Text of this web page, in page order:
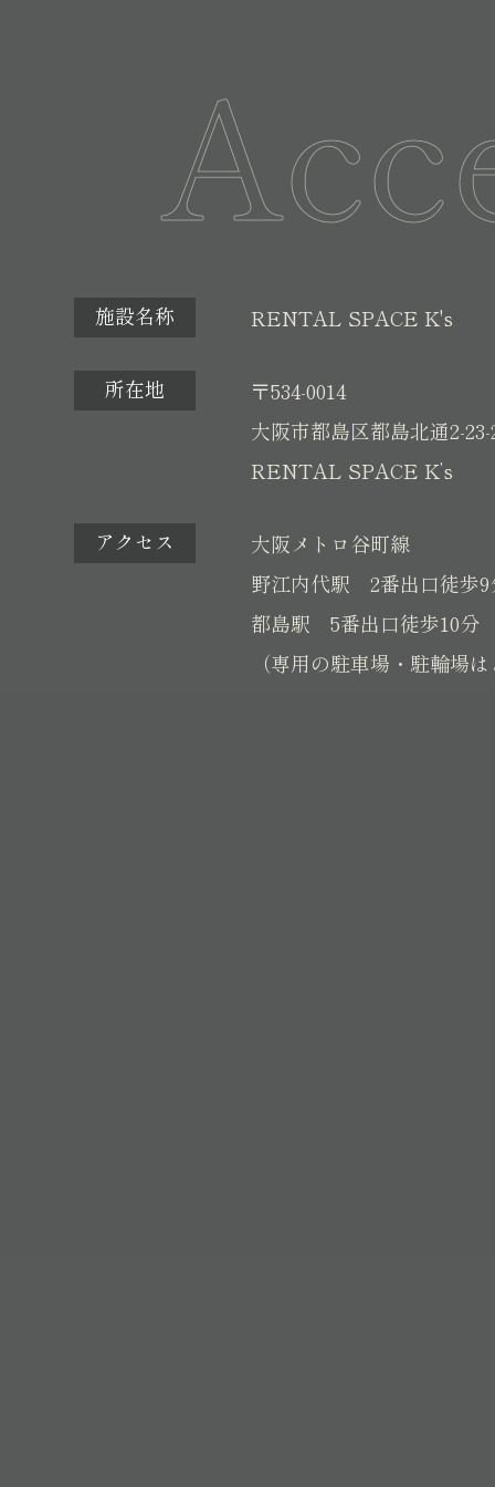
施設名称 RENTAL SPACE K's
所在地
〒534-0014
大阪市都島区都島北通2-
RENTAL SPACE K’s
アクセス
大阪メトロ谷町線
野江内代駅 2番出口徒歩9
都島駅 5番出口徒歩10分
（専用の駐車場・駐輪場